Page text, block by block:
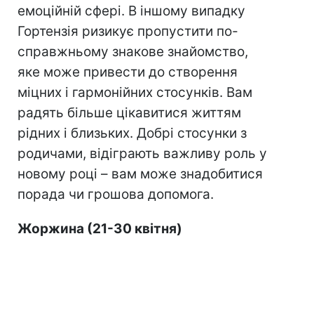
емоційній сфері. В іншому випадку
Гортензія ризикує пропустити по-
справжньому знакове знайомство,
яке може привести до створення
міцних і гармонійних стосунків. Вам
радять більше цікавитися життям
рідних і близьких. Добрі стосунки з
родичами, відіграють важливу роль у
новому році – вам може знадобитися
порада чи грошова допомога.
Жоржина (21-30 квітня)